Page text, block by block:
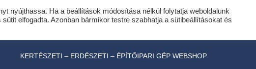
expressz online áruhitel 0 % THM-el 10 hónapra!
KERTÉSZETI – ERDÉSZETI – ÉPÍTŐIPARI GÉP WEBSHOP
nyújthassa. Ha a beállítások módosítása nélkül folytatja weboldalunk
elfogadta. Azonban bármikor testre szabhatja a sütibeállításokat és